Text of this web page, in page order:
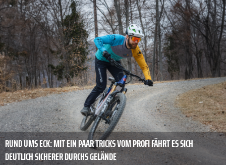
RUND UMS ECK: MIT EIN PAAR TRICKS VOM PROFI FÄHRT ES SICH
DEUTLICH SICHERER DURCHS GELÄNDE